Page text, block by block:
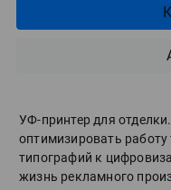
УФ-принтер для
оптимизировать
типографий к
жизнь рекламного